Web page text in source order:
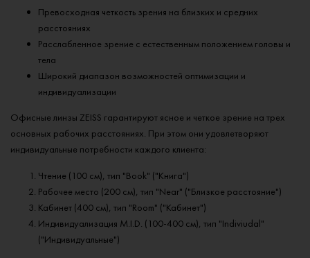
Превосходная четкость зрения на близких и средних
расстояниях
Расслабленное зрение с естественным положением головы и
тела
Широкий диапазон возможностей оптимизации и
индивидуализации
Офисные линзы ZEISS гарантируют ясное и четкое зрение на трех
основных рабочих расстояниях. При этом они удовлетворяют
индивидуальные потребности каждого клиента:
Чтение (100 см), тип "Book" ("Книга")
Рабочее место (200 см), тип "Near" ("Близкое расстояние")
Кабинет (400 см), тип "Room" ("Кабинет")
Индивидуализация M.I.D. (100-400 см), тип "Indiviudal"
("Индивидуальные")